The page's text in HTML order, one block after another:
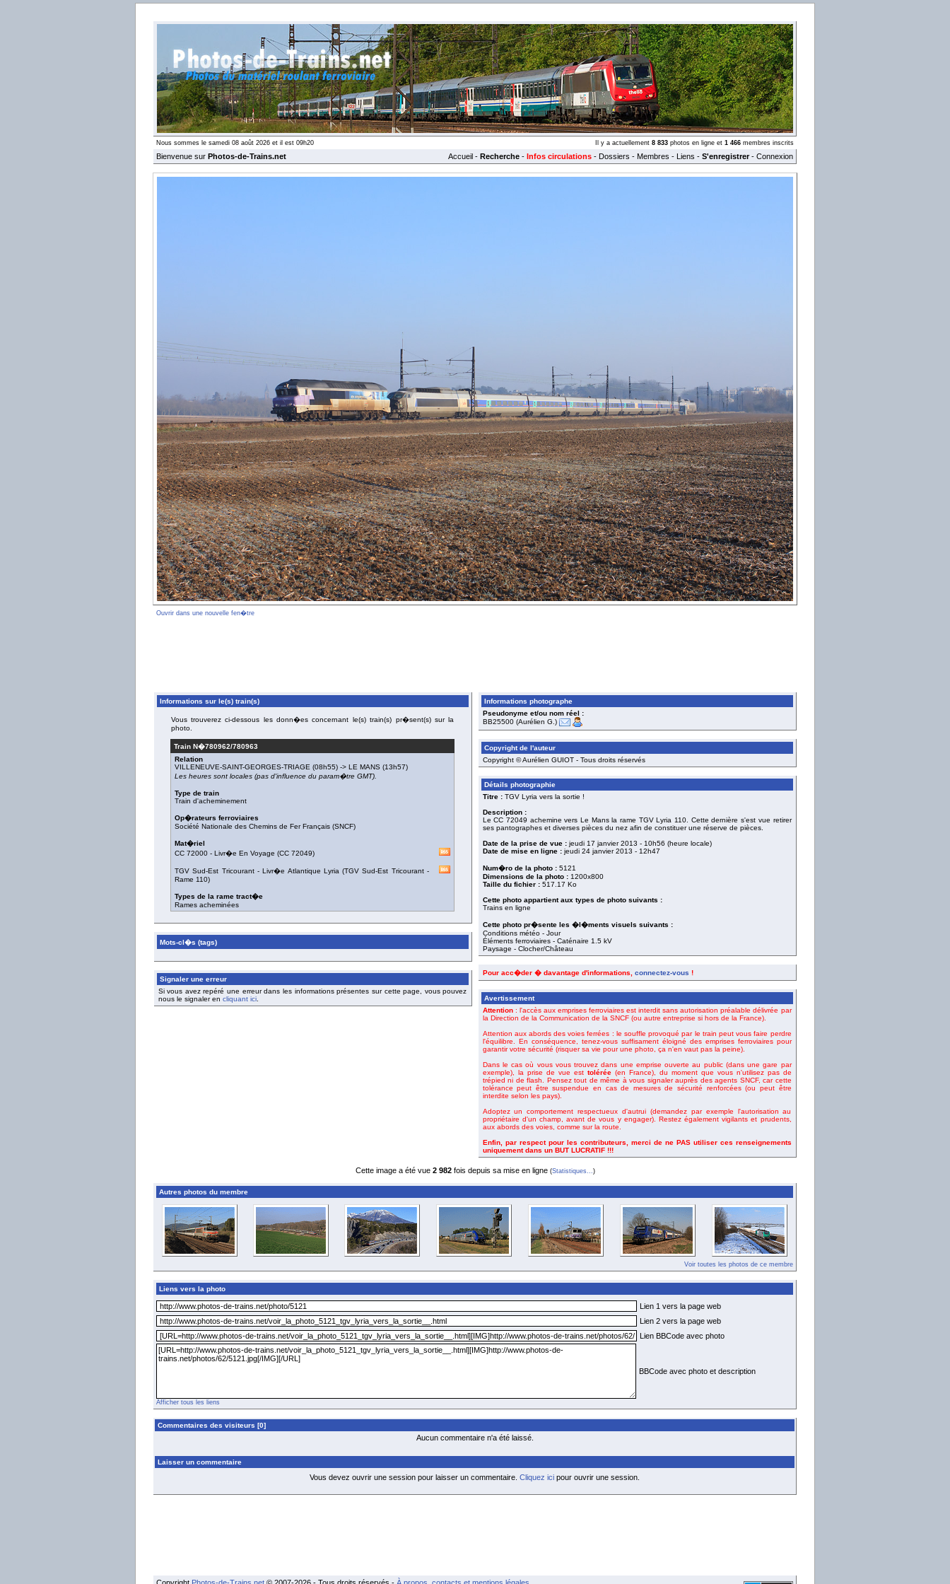
Nous sommes le samedi 08 août 2026 et il est 09h20 Il y a actuellement 8 833 photos en ligne et 1 466 membres inscrits
Bienvenue sur Photos-de-Trains.net Accueil - Recherche - Infos circulations - Dossiers - Membres - Liens - S'enregistrer- Connexion
Ouvrir dans une nouvelle fen�tre
Informations sur le(s) train(s)
Vous trouverez ci-dessous les donn�es concernant le(s) train(s) pr�sent(s) sur la
photo.
Train N�780962/780963
Relation
VILLENEUVE-SAINT-GEORGES-TRIAGE (08h55) -> LE MANS (13h57)
Les heures sont locales (pas d'influence du param�tre GMT).
Type de train
Train d'acheminement
Op�rateurs ferroviaires
Société Nationale des Chemins de Fer Français (SNCF)
Mat�riel
CC 72000 - Livr�e En Voyage (CC 72049)
TGV Sud-Est Tricourant-Livr�e Atlantique Lyria (TGV Sud-Est Tricourant -
Rame 110)
Types de la rame tract�e
Rames acheminées
Mots-cl�s (tags)
Signaler une erreur
Si vous avez repéré une erreur dans les informations présentes sur cette page, vous pouvez
nous le signaler en cliquant ici.
Informations photographe
Pseudonyme et/ou nom réel :
BB25500 (Aurélien G.)
Copyright de l'auteur
Copyright © Aurélien GUIOT - Tous droits réservés
Détails photographie
Titre :TGV Lyria vers la sortie !
Description :
Le CC 72049 achemine vers Le Mans la rame TGV Lyria 110. Cette dernière s'est vue retirer
ses pantographes et diverses pièces du nez afin de constituer une réserve de pièces.
Date de la prise de vue : jeudi 17 janvier 2013 - 10h56 (heure locale)
Date de mise en ligne : jeudi 24 janvier 2013 - 12h47
Num�ro de la photo :5121
Dimensions de la photo :1200x800
Taille du fichier :517.17 Ko
Cette photo appartient aux types de photo suivants :
Trains en ligne
Cette photo pr�sente les �l�ments visuels suivants :
Conditions météo - Jour
Éléments ferroviaires - Caténaire 1.5 kV
Paysage - Clocher/Château
Pour acc�der � davantage d'informations, connectez-vous !
Avertissement
Attention: l'accès aux emprises ferroviaires est interdit sans autorisation préalable délivrée par
la Direction de la Communication de la SNCF (ou autre entreprise si hors de la France).
Attention aux abords des voies ferrées : le souffle provoqué par le train peut vous faire perdre
l'équilibre. En conséquence, tenez-vous suffisament éloigné des emprises ferroviaires pour
garantir votre sécurité (risquer sa vie pour une photo, ça n'en vaut pas la peine).
Dans le cas où vous vous trouvez dans une emprise ouverte au public (dans une gare par
exemple), la prise de vue est tolérée(en France), du moment que vous n'utilisez pas de
trépied ni de flash. Pensez tout de même à vous signaler auprès des agents SNCF, car cette
tolérance peut être suspendue en cas de mesures de sécurité renforcées (ou peut être
interdite selon les pays).
Adoptez un comportement respectueux d'autrui (demandez par exemple l'autorisation au
propriétaire d'un champ, avant de vous y engager). Restez également vigilants et prudents,
aux abords des voies, comme sur la route.
Enfin, par respect pour les contributeurs, merci de ne PAS utiliser ces renseignements
uniquement dans un BUT LUCRATIF !!!
Cette image a été vue 2 982fois depuis sa mise en ligne (Statistiques...)
Autres photos du membre
Voir toutes les photos de ce membre
Liens vers la photo
Lien 1 vers la page web
Lien 2 vers la page web
Lien BBCode avec photo
BBCode avec photo et description
Afficher tous les liens
Commentaires des visiteurs [0]
Aucun commentaire n'a été laissé.
Laisser un commentaire
Vous devez ouvrir une session pour laisser un commentaire. Cliquez ici pour ouvrir une session.